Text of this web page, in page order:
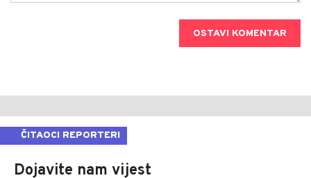
OSTAVI KOMENTAR
ČITAOCI REPORTERI
Dojavite nam vijest